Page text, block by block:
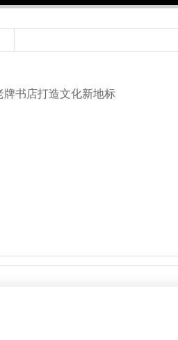
书店打造文化新地标